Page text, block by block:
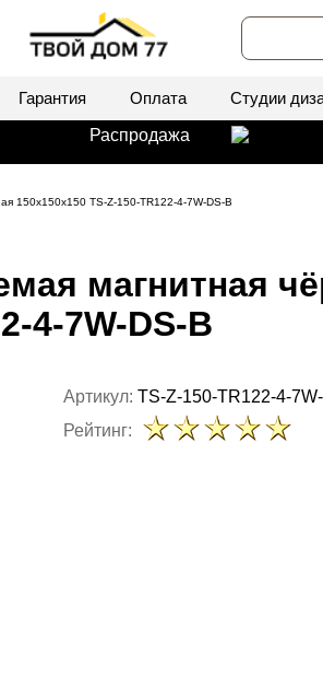
Гарантия Оплата Студии
Распродажа
150x150x150 TS-Z-150-TR122-4-7W-DS-B
магнитная
4-7W-DS-B
Артикул: TS-Z-150-TR122-4-
Рейтинг: